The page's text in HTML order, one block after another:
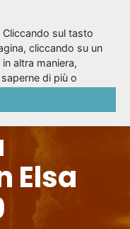
Elsa
sul tasto
cliccando su un
altra maniera,
di più o